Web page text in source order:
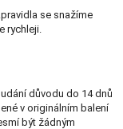
se snažíme
rychleji.
důvodu do 14 dnů
v originálním balení
být žádným